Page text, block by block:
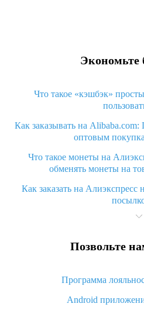
Экономьте
Что такое «кэшбэк»
Как заказывать на
оптовым
Что такое монеты на
обменять монеты на
Как заказать на Алиэкспресс
Что значит статус «Заказ
Что делать, если Алиэкспресс
Как узнать, куда пришла
Вы отменили заказ на
Позвольте
Программа
Android